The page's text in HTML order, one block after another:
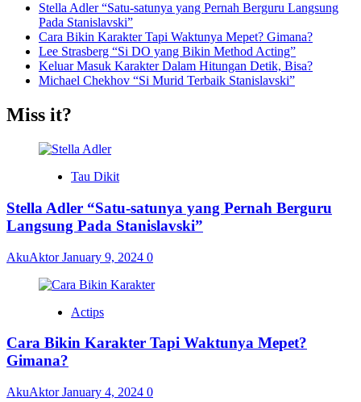
Stella Adler “Satu-satunya yang Pernah Berguru Langsung
Pada Stanislavski”
Cara Bikin Karakter Tapi Waktunya Mepet? Gimana?
Lee Strasberg “Si DO yang Bikin Method Acting”
Keluar Masuk Karakter Dalam Hitungan Detik, Bisa?
Michael Chekhov “Si Murid Terbaik Stanislavski”
Miss it?
Tau Dikit
Stella Adler “Satu-satunya yang Pernah Berguru
Langsung Pada Stanislavski”
AkuAktorJanuary 9, 2024 0
Actips
Cara Bikin Karakter Tapi Waktunya Mepet?
Gimana?
AkuAktorJanuary 4, 2024 0